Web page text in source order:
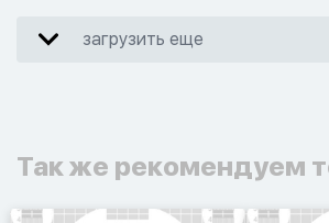
загрузить еще
Так же рекомендуем